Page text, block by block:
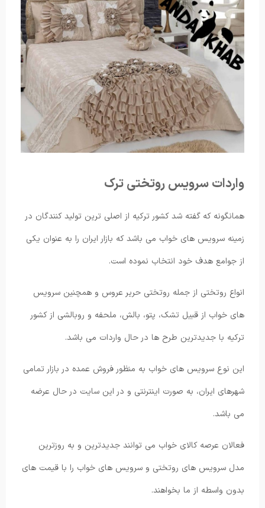
واردات سرویس روتختی ترک
همانگونه که گفته شد کشور ترکیه از اصلی ترین تولید کنندگان در
زمینه سرویس های خواب می باشد که بازار ایران را به عنوان یکی
از جوامع هدف خود انتخاب نموده است.
انواع روتختی از جمله روتختی حریر عروس و همچنین سرویس
های خواب از قبیل تشک، پتو، بالش، ملحفه و روبالشی از کشور
ترکیه با جدیدترین طرح ها در حال واردات می باشد.
این نوع سرویس های خواب به منظور فروش عمده در بازار تمامی
شهرهای ایران، به صورت اینترنتی و در این سایت در حال عرضه
می باشد.
فعالان عرصه کالای خواب می توانند جدیدترین و به روزترین
مدل سرویس های روتختی و سرویس های خواب را با قیمت های
بدون واسطه از ما بخواهند.